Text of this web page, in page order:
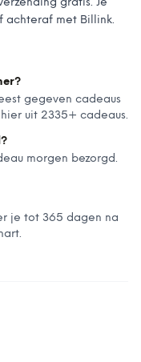
gratis. Je
achteraf met Billink.
gegeven cadeaus
uit 2335+ cadeaus.
morgen bezorgd.
je tot 365 dagen na